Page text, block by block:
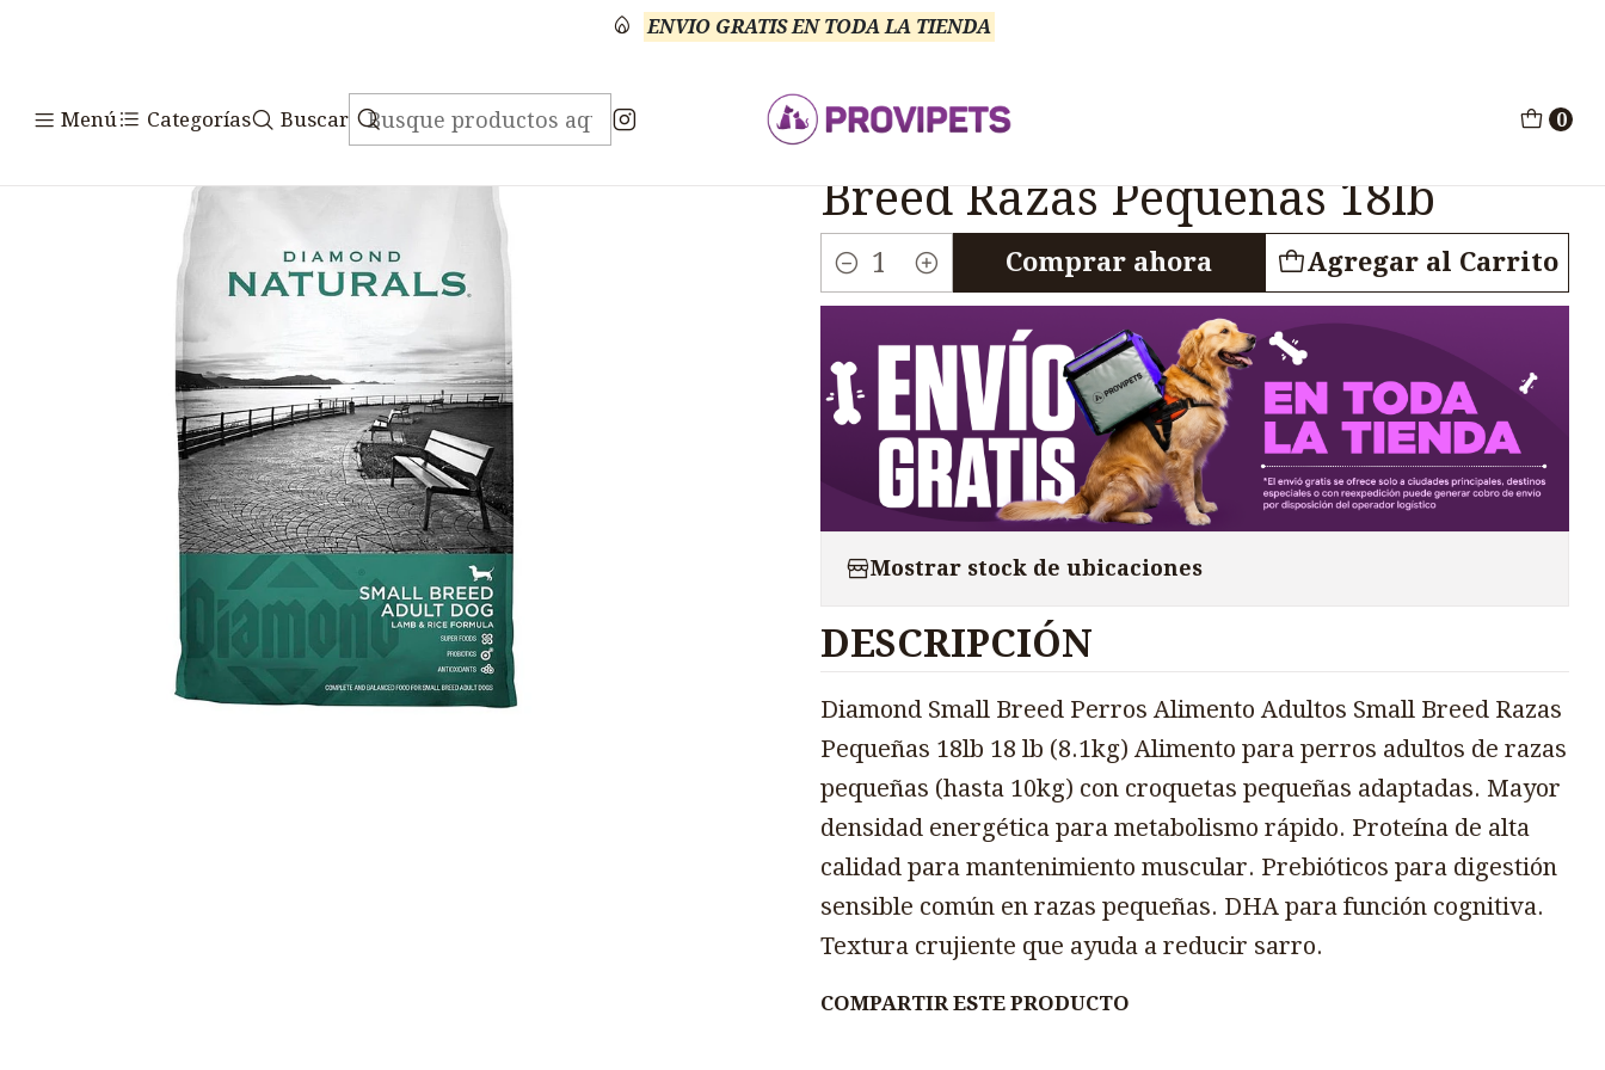
Menú Categorías Buscar 0
ENVIO GRATIS EN TODA LA TIENDA
Diamond Naturals Diamond Perros Adultos Small Breed Razas Pequeñas 18lb
Diamond Perros Adultos Small
Breed Razas Pequeñas 18lb
Cantidad
Agregar al Carrito
Comprar ahora
Mostrar stock de ubicaciones
DESCRIPCIÓN
Diamond Small Breed Perros Alimento Adultos Small Breed Razas
Pequeñas 18lb 18 lb (8.1kg) Alimento para perros adultos de razas
pequeñas (hasta 10kg) con croquetas pequeñas adaptadas. Mayor
densidad energética para metabolismo rápido. Proteína de alta
calidad para mantenimiento muscular. Prebióticos para digestión
sensible común en razas pequeñas. DHA para función cognitiva.
Textura crujiente que ayuda a reducir sarro.
COMPARTIR ESTE PRODUCTO